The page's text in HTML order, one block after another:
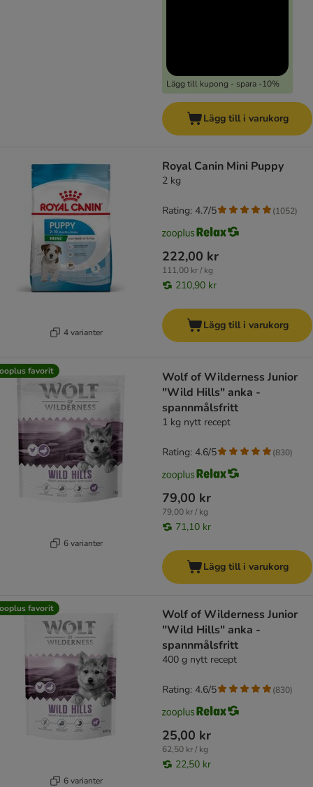
Lägg till kupong - spara -10%
Lägg till i varukorg
4 varianter
Royal Canin Mini Puppy
2 kg
222,00 kr
111,00 kr / kg
210,90 kr
Rating: 4.7/5 (1052)
Lägg till i varukorg
favorit
6 varianter
Wolf of Wilderness Junior
"Wild Hills" anka -
spannmålsfritt
1 kg nytt recept
79,00 kr
79,00 kr / kg
71,10 kr
Rating: 4.6/5 (830)
Lägg till i varukorg
favorit
6 varianter
Wolf of Wilderness Junior
"Wild Hills" anka -
spannmålsfritt
400 g nytt recept
25,00 kr
62,50 kr / kg
22,50 kr
Rating: 4.6/5 (830)